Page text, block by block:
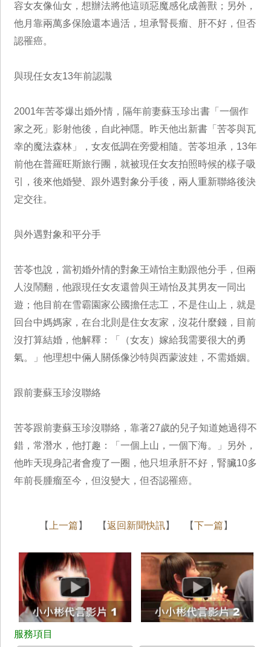
容女友像仙女，想辦法將他這頭惡魔感化成善獸；另外，
他月靠兩萬多保險還本過活，坦承腎長瘤、肝不好，但否
認罹癌。
與現任女友13年前認識
2001年苦苓爆出婚外情，隔年前妻蘇玉珍出書「一個作
家之死」影射他後，自此神隱。昨天他出新書「苦苓與瓦
幸的魔法森林」，女友低調在旁愛相隨。苦苓坦承，13年
前他在普羅旺斯旅行團，就被現任女友拍照時候的樣子吸
引，後來他婚變、跟外遇對象分手後，兩人重新聯絡後決
定交往。
與外遇對象和平分手
苦苓也說，當初婚外情的對象王靖怡主動跟他分手，但兩
人沒鬧翻，他跟現任女友還曾與王靖怡及其男友一同出
遊；他目前在雪霸園家公國擔任志工，不是住山上，就是
回台中媽媽家，在台北則是住女友家，沒花什麼錢，目前
沒打算結婚，他解釋：「（女友）嫁給我需要很大的勇
氣。」他理想中倆人關係像沙特與西蒙波娃，不需婚姻。
跟前妻蘇玉珍沒聯絡
苦苓跟前妻蘇玉珍沒聯絡，靠著27歲的兒子知道她過得不
錯，常潛水，他打趣：「一個上山，一個下海。」另外，
他昨天現身記者會瘦了一圈，他只坦承肝不好，腎臟10多
年前長腫瘤至今，但沒變大，但否認罹癌。
【 上一篇 】 【返回新聞快訊】 【下一篇 】